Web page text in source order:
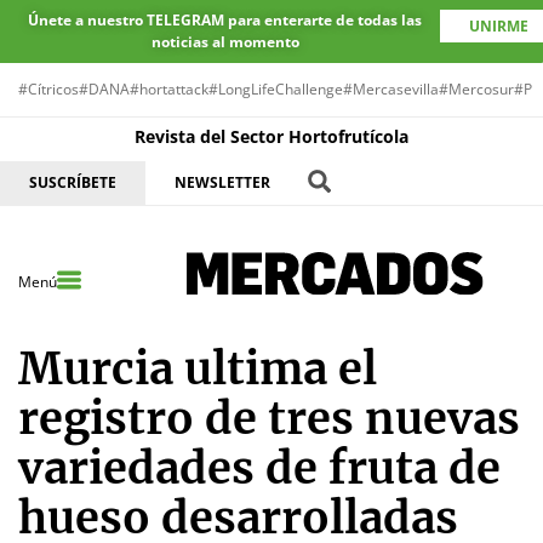
Únete a nuestro TELEGRAM para enterarte de todas las
noticias al momento
UNIRME
#Cítricos#DANA#hortattack#LongLifeChallenge#Mercasevilla#Mercosur
Revista del Sector Hortofrutícola
SUSCRÍBETE NEWSLETTER
Menú
Murcia ultima el
registro de tres nuevas
variedades de fruta de
hueso desarrolladas